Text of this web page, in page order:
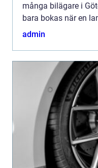
många bilägare i
bara bokas när en
instrumentpanelen.
admin